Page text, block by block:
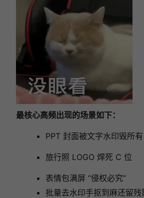
最核心高频出现的场景如下：
PPT 封面被文字水印毁所有
旅行照 LOGO 焊死 C 位
表情包满屏 “侵权必究”
批量去水印手抠到麻还留残